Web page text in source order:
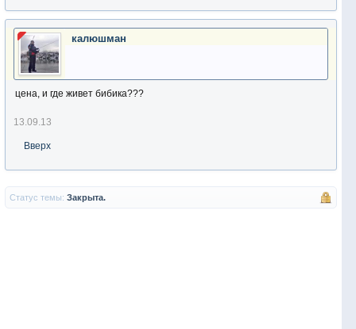
калюшман
цена, и где живет бибика???
13.09.13
Вверх
Статус темы: Закрыта.